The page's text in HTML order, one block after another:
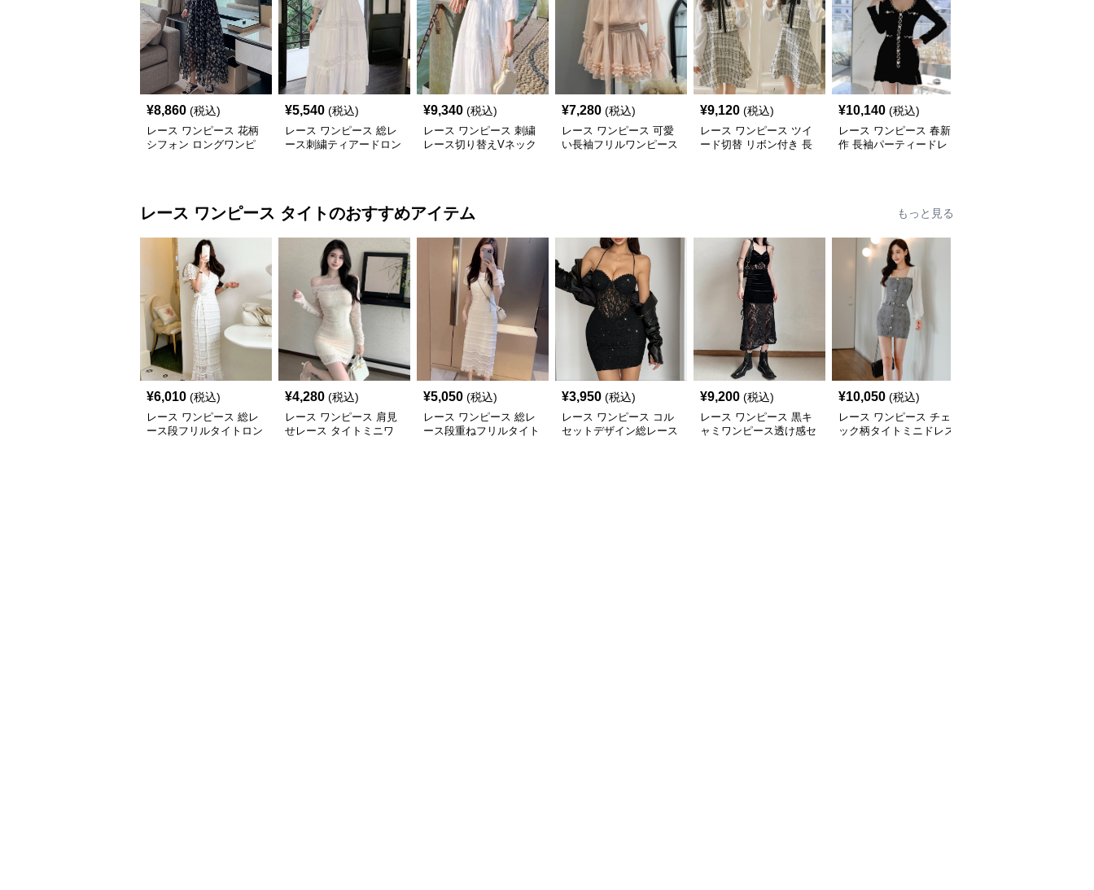
¥8,860 (税込)
レース ワンピース 花柄
シフォン ロングワンピ
¥5,540 (税込)
レース ワンピース 総レ
ース刺繍ティアードロン
¥9,340 (税込)
レース ワンピース 刺繍
レース切り替えVネック
¥7,280 (税込)
レース ワンピース 可愛
い長袖フリルワンピース
¥9,120 (税込)
レース ワンピース ツイ
ード切替 リボン付き 長
¥10,140 (税込)
レース ワンピース 春新
作 長袖パーティードレ
レース ワンピース タイトのおすすめアイテム もっと見る
¥6,010 (税込)
レース ワンピース 総レ
ース段フリルタイトロン
¥4,280 (税込)
レース ワンピース 肩見
せレース タイトミニワ
¥5,050 (税込)
レース ワンピース 総レ
ース段重ねフリルタイト
¥3,950 (税込)
レース ワンピース コル
セットデザイン総レース
¥9,200 (税込)
レース ワンピース 黒キ
ャミワンピース透け感セ
¥10,050 (税込)
レース ワンピース チェ
ック柄タイトミニドレス